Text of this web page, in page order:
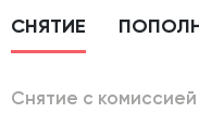
СНЯТИЕ
Снятие с